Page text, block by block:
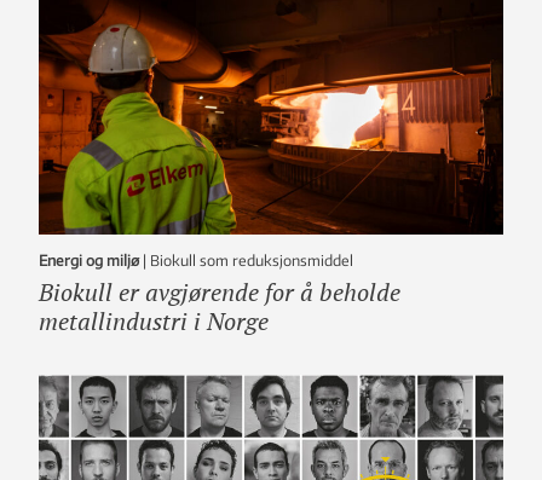
Energi og miljø | Biokull som reduksjonsmiddel
Biokull er avgjørende for å beholde
metallindustri i Norge